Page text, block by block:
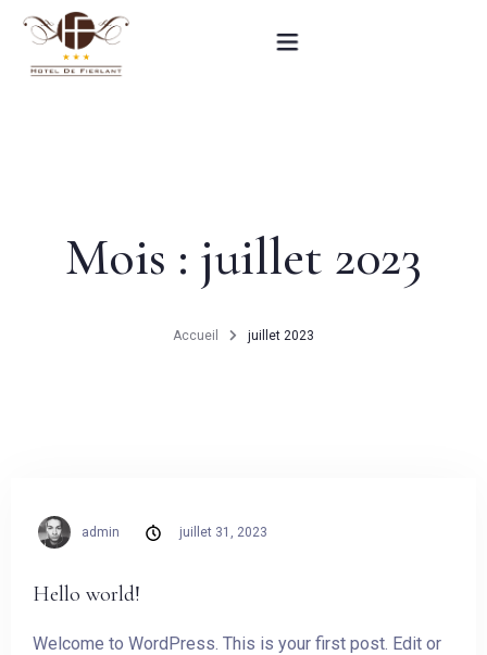
Informations pratiques
Mois : juillet 2023
Accueil juillet 2023
admin juillet 31, 2023
Hello world!
Welcome to WordPress. This is your first post. Edit or